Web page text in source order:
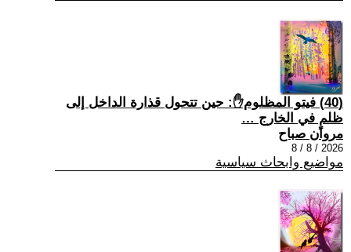
(40) فيتو المظلوم✋: حين تتحول قذارة الداخل إلى
ظلمٍ في الخارج …
مروان صباح
2026 / 8 / 8
مواضيع وابحاث سياسية